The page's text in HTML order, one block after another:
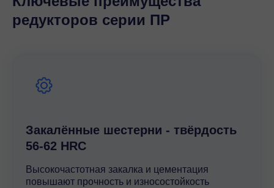
производства. Это позволяет изделию
соответствовать международным стандартам и
редукторов серии ПР
Закалённые шестерни - твёрдость
56-62 HRC
Высокочастотная закалка и цементация
повышают прочность и износостойкость